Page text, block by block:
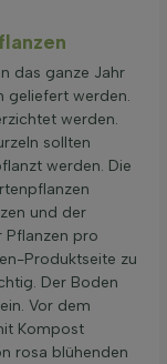
das ganze Jahr
geliefert werden.
werden.
sollten
werden. Die
und der
Pflanzen pro
Produktseite zu
Der Boden
Vor dem
Kompost
rosa blühenden